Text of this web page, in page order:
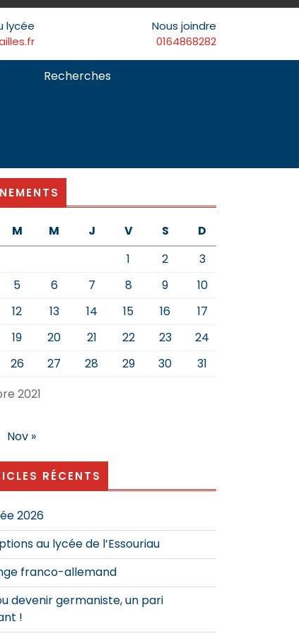
lycée
Nous joindre
0164868282
Search
for:
2021
M M J V S
D
1
2
3
5 6 7 8 9
10
12 13 14 15 16
17
19 20 21 22 23
24
26 27 28 29 30 31
Nov »
RÉCENTS
2026
au lycée de l’Essouriau
franco-allemand
devenir germaniste, un pari
!